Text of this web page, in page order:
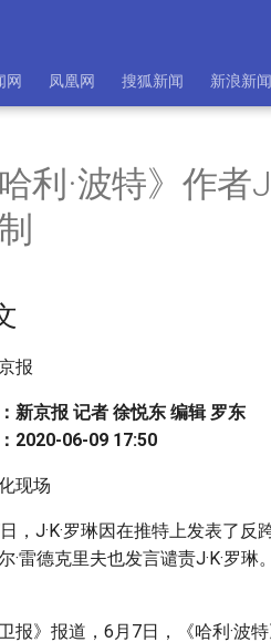
网 凤凰网 搜狐新闻 新浪新闻
哈利·波特》作
新京报 记者 徐悦东 编辑 罗东
2020-06-09 17:50
，J·K·罗琳因在推特上发表了
·雷德克里夫也发言谴责J·K·罗
报》报道，6月7日，《哈利·波